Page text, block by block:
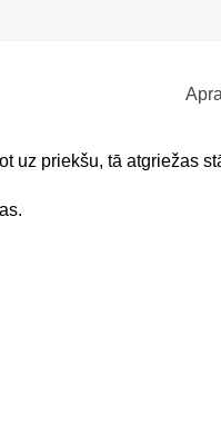
uz priekšu, tā atgriežas